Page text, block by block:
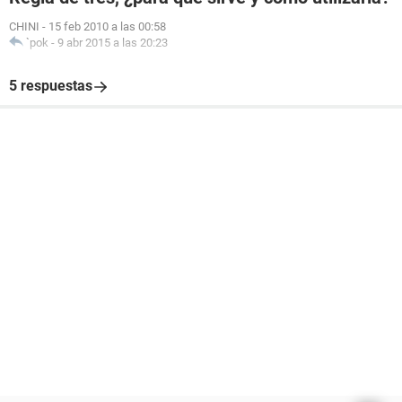
CHINI - 15 feb 2010 a las 00:58
`pok - 9 abr 2015 a las 20:23
5 respuestas